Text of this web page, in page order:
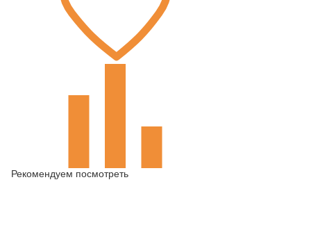
Рекомендуем посмотреть